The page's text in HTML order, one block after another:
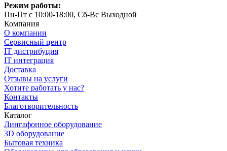
Режим работы:
Пн-Пт с 10:00-18:00, Сб-Вс Выходной
Компания
О компании
Сервисный центр
IT дистрибуция
IT интеграция
Доставка
Отзывы на услуги
Хотите работать у нас?
Контакты
Благотворительность
Каталог
Лингафонное оборудование
3D оборудование
Бытовая техника